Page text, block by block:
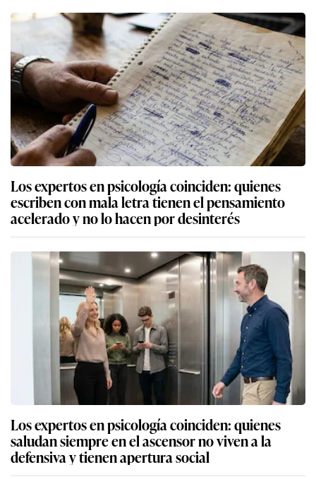
Los expertos en psicología coinciden: quienes
escriben con mala letra tienen el pensamiento
acelerado y no lo hacen por desinterés
Los expertos en psicología coinciden: quienes
saludan siempre en el ascensor no viven a la
defensiva y tienen apertura social